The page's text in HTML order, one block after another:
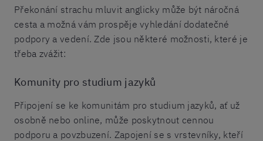
Překonání strachu mluvit anglicky může být náročná
cesta a možná vám prospěje vyhledání dodatečné
podpory a vedení. Zde jsou některé možnosti, které je
třeba zvážit:
Komunity pro studium jazyků
Připojení se ke komunitám pro studium jazyků, ať už
osobně nebo online, může poskytnout cennou
podporu a povzbuzení. Zapojení se s vrstevníky, kteří